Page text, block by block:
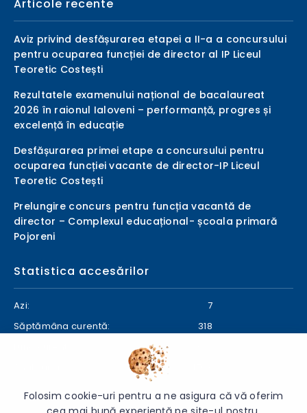
Articole recente
Aviz privind desfășurarea etapei a II-a a concursului
pentru ocuparea funcției de director al IP Liceul
Teoretic Costești
Rezultatele examenului național de bacalaureat
2026 în raionul Ialoveni – performanță, progres și
excelență în educație
Desfășurarea primei etape a concursului pentru
ocuparea funcției vacante de director-IP Liceul
Teoretic Costești
Prelungire concurs pentru funcția vacantă de
director – Complexul educațional- școala primară
Pojoreni
Statistica accesărilor
Azi:
7
Săptămâna curentă:
318
Folosim cookie-uri pentru a ne asigura că vă oferim